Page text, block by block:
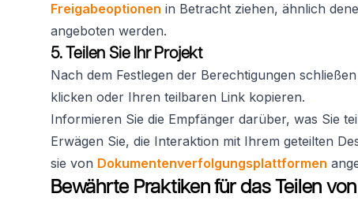
Freigabeoptionen in Betracht ziehen, ähnlich
angeboten werden.
5. Teilen Sie Ihr Projekt
Nach dem Festlegen der Berechtigungen
klicken oder Ihren teilbaren Link kopieren.
Informieren Sie die Empfänger darüber, was Sie
Erwägen Sie, die Interaktion mit Ihrem geteilten
sie von Dokumentenverfolgungsplattformen
Bewährte Praktiken für das Teilen